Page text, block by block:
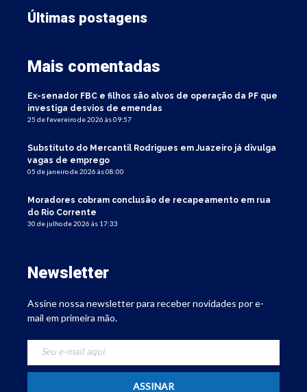
Últimas postagens
Mais comentadas
Ex-senador FBC e filhos são alvos de operação da PF que
investiga desvios de emendas
25 de fevereiro de 2026 às 09:57
Substituto do Mercantil Rodrigues em Juazeiro já divulga
vagas de emprego
05 de janeiro de 2026 às 08:00
Moradores cobram conclusão de recapeamento em rua
do Rio Corrente
30 de julho de 2026 às 17:33
Newsletter
Assine nossa newsletter para receber novidades por e-
mail em primeira mão.